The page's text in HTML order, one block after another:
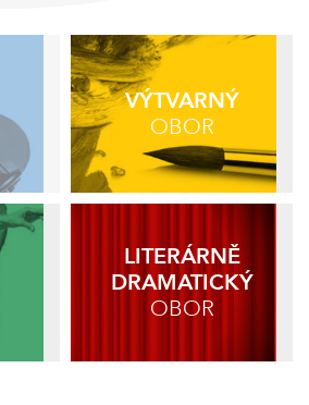
VÝTVARNÝ
OBOR
LITERÁRNĚ
DRAMATICKÝ
OBOR